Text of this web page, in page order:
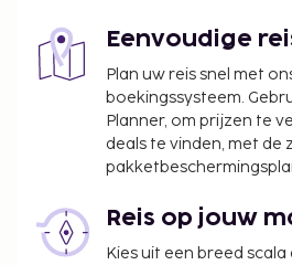
voor het traditionele
bij de weergegeven
Bij overnachtingen op 31
voor het traditionele
inbegrepen bij de
Eenvoudige
Plan uw reis snel met
boekingssysteem.
Planner, om prijzen te
deals te vinden, met de
Reis op jouw
Kies uit een breed scala